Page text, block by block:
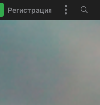
Регистрация